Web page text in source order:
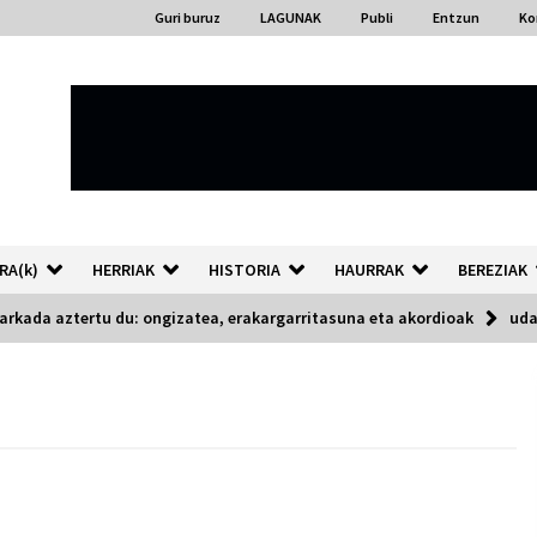
Guri buruz LAGUNAK Publi Entzun
HERRIAK HISTORIA HAURRAK BEREZIAK
aztertu du: ongizatea, erakargarritasuna eta akordioak